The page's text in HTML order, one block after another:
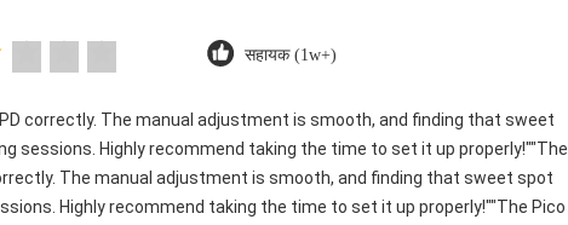
सहायक (1w+)
correctly. The manual adjustment is smooth, and finding that sweet
sessions. Highly recommend taking the time to set it up properly!""The
The manual adjustment is smooth, and finding that sweet spot
Highly recommend taking the time to set it up properly!""The Pico